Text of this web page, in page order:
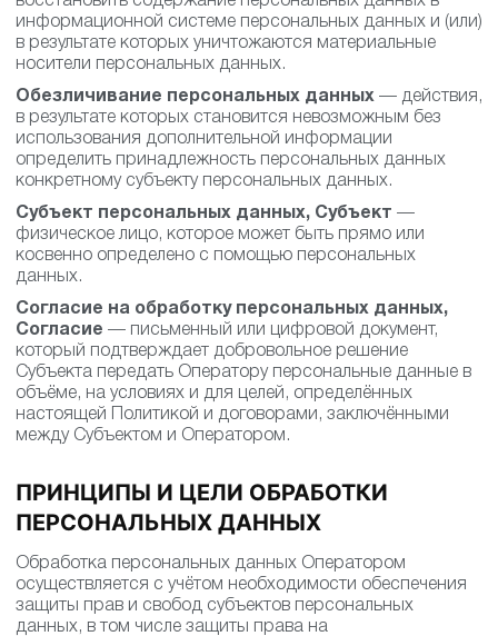
информационной системе персональных данных и
(или) в результате которых уничтожаются
материальные носители персональных данных.
Обезличивание персональных данных— действия,
в результате которых становится невозможным без
использования дополнительной информации
определить принадлежность персональных данных
конкретному субъекту персональных данных.
Субъект персональных данных, Субъект—
физическое лицо, которое может быть прямо или
косвенно определено с помощью персональных
данных.
Согласие на обработку персональных данных,
Согласие— письменный или цифровой документ,
который подтверждает добровольное решение
Субъекта передать Оператору персональные данные в
объёме, на условиях и для целей, определённых
настоящей Политикой и договорами, заключёнными
между Субъектом и Оператором.
ПРИНЦИПЫ И ЦЕЛИ ОБРАБОТКИ
ПЕРСОНАЛЬНЫХ ДАННЫХ
Обработка персональных данных Оператором
осуществляется с учётом необходимости обеспечения
защиты прав и свобод субъектов персональных
данных, в том числе защиты права на